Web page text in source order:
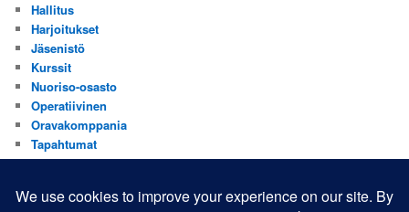
Hallitus
Harjoitukset
Jäsenistö
Kurssit
Nuoriso-osasto
Operatiivinen
Oravakomppania
Tapahtumat
Valistus
Yhteistyökumppanit